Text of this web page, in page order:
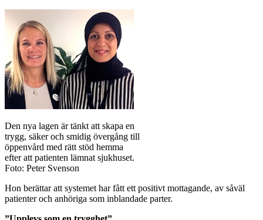
Den nya lagen är tänkt att skapa en
trygg, säker och smidig övergång till
öppenvård med rätt stöd hemma
efter att patienten lämnat sjukhuset.
Foto: Peter Svenson
Hon berättar att systemet har fått ett positivt mottagande, av såväl
patienter och anhöriga som inblandade parter.